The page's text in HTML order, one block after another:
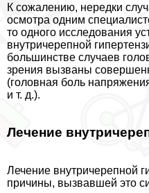
К сожалению, нередки
осмотра одним
то одного исследования
внутричерепной
большинстве случаев
зрения вызваны
(головная боль
и т. д.).
Лечение
Лечение внутричерепной
причины, вызвавшей это